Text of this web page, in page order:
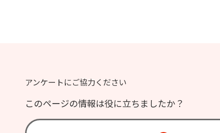
アンケートにご協力ください
このページの情報は役に立ちましたか？